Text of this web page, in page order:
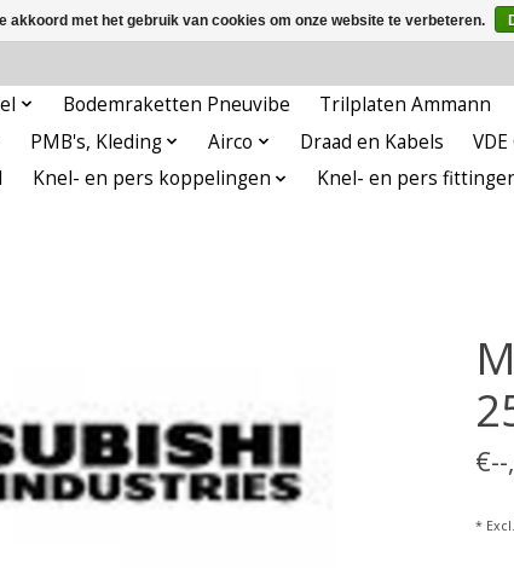
Bodemraketten Pneuvibe Trilplaten Ammann
PMB's, Kleding Airco Draad en Kabels
Knel- en pers koppelingen Knel- en pers
€--
*
akkoord met het gebruik van cookies om onze website te verbeteren.